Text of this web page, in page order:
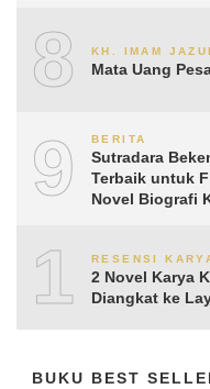
8 KH. IMAM
Mata Uang
9 BERITA
Sutradara
Terbaik untuk
Novel Biografi
10RESENSI
2 Novel Karya
Diangkat ke
BUKU BEST